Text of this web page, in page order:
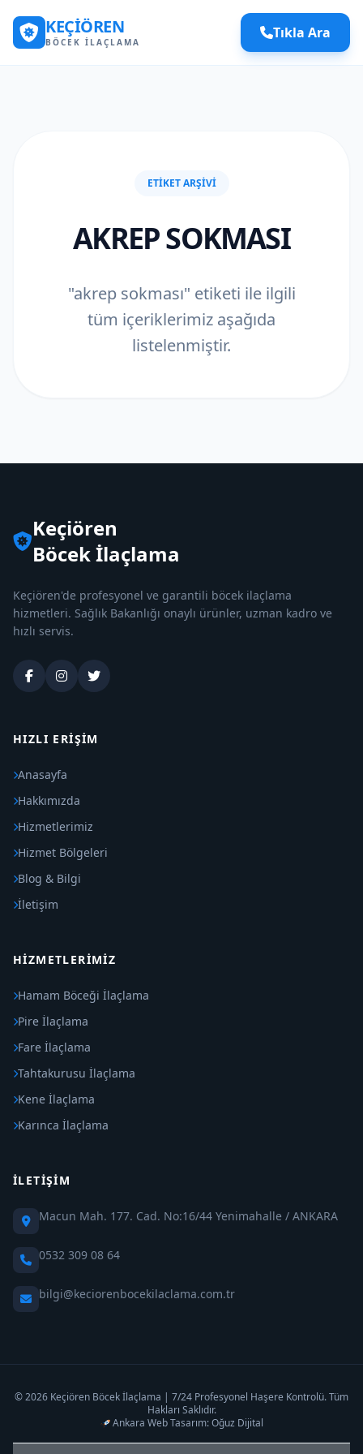
KEÇIÖREN
BÖCEK İLAÇLAMA
Tıkla Ara
ETIKET ARŞIVI
AKREP SOKMASI
"akrep sokması" etiketi ile ilgili
tüm içeriklerimiz aşağıda
listelenmiştir.
Keçiören
Böcek İlaçlama
Keçiören'de profesyonel ve garantili böcek ilaçlama
hizmetleri. Sağlık Bakanlığı onaylı ürünler, uzman kadro ve
hızlı servis.
HIZLI ERIŞIM
Anasayfa
Hakkımızda
Hizmetlerimiz
Hizmet Bölgeleri
Blog & Bilgi
İletişim
HIZMETLERIMIZ
Hamam Böceği İlaçlama
Pire İlaçlama
Fare İlaçlama
Tahtakurusu İlaçlama
Kene İlaçlama
Karınca İlaçlama
İLETIŞIM
Macun Mah. 177. Cad. No:16/44 Yenimahalle / ANKARA
0532 309 08 64
bilgi@keciorenbocekilaclama.com.tr
© 2026 Keçiören Böcek İlaçlama | 7/24 Profesyonel Haşere Kontrolü. Tüm
Hakları Saklıdır.
Ankara Web Tasarım: Oğuz Dijital